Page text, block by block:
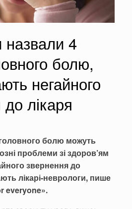
назвали 4
болю,
негайного
лікаря
болю можуть
проблеми зі здоров’ям
звернення до
лікарі-неврологи, пише
everyone».